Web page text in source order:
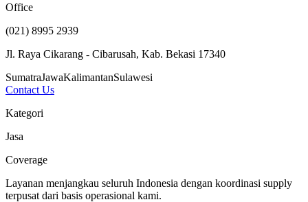
Office
(021) 8995 2939
Jl. Raya Cikarang - Cibarusah, Kab. Bekasi 17340
SumatraJawaKalimantanSulawesi
Contact Us
Kategori
Jasa
Coverage
Layanan menjangkau seluruh Indonesia dengan koordinasi supply
terpusat dari basis operasional kami.